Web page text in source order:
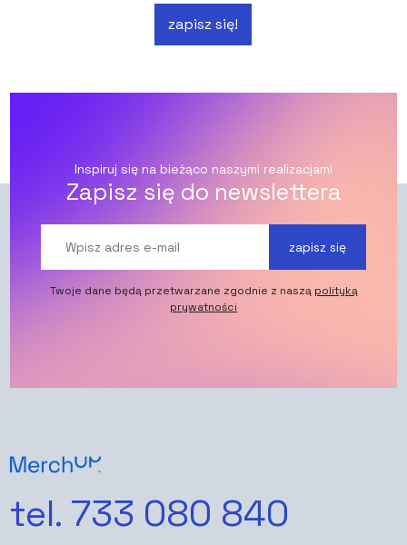
zapisz się!
Inspiruj się na bieżąco naszymi realizacjami
Zapisz się do newslettera
zapisz się
Twoje dane będą przetwarzane zgodnie z naszą polityką
prywatności
tel. 733 080 840